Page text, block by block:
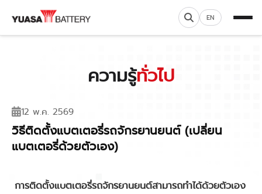
EN
ความรู้ทั่วไป
12 พ.ค. 2569
วิธีติดตั้งแบตเตอรี่รถจักรยานยนต์ (เปลี่ยน
แบตเตอรี่ด้วยตัวเอง)
การติดตั้งแบตเตอรี่รถจักรยานยนต์สามารถทำได้ด้วยตัวเอง